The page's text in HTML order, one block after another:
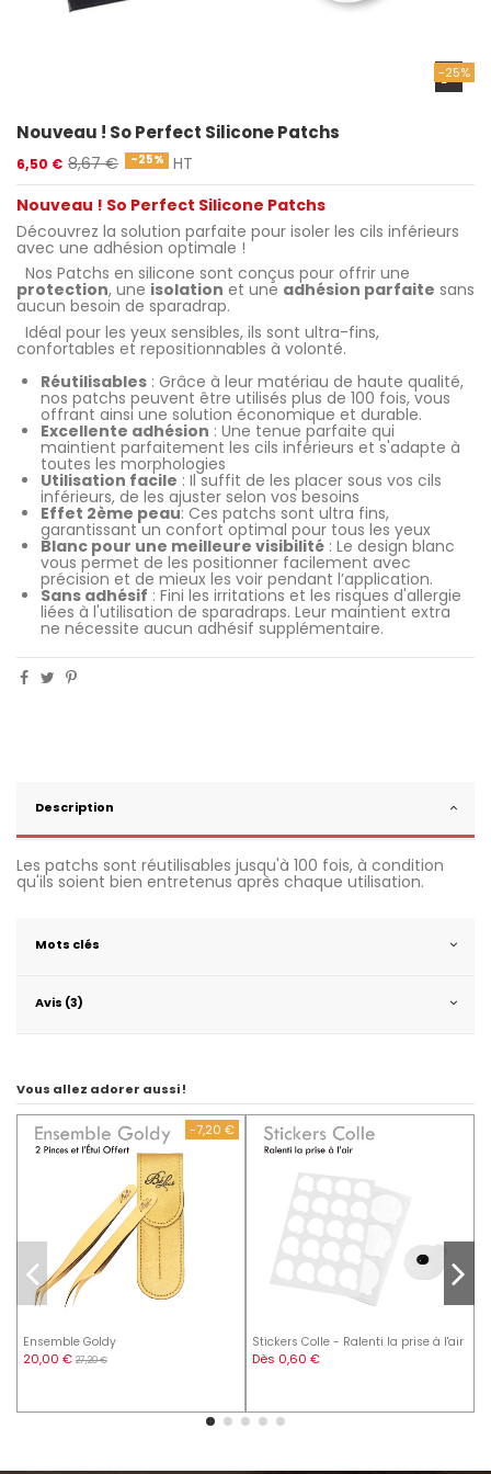
-25%
Nouveau ! So Perfect Silicone Patchs
6,50 € 8,67 € -25% HT
Nouveau ! So Perfect Silicone Patchs
Découvrez la solution parfaite pour isoler les cils inférieurs
avec une adhésion optimale !
Nos Patchs en silicone sont conçus pour offrir une
protection, une isolation et une adhésion parfaite sans
aucun besoin de sparadrap.
Idéal pour les yeux sensibles, ils sont ultra-fins,
confortables et repositionnables à volonté.
Réutilisables : Grâce à leur matériau de haute qualité,
nos patchs peuvent être utilisés plus de 100 fois, vous
offrant ainsi une solution économique et durable.
Excellente adhésion : Une tenue parfaite qui
maintient parfaitement les cils inférieurs et s'adapte à
toutes les morphologies
Utilisation facile : Il suffit de les placer sous vos cils
inférieurs, de les ajuster selon vos besoins
Effet 2ème peau: Ces patchs sont ultra fins,
garantissant un confort optimal pour tous les yeux
Blanc pour une meilleure visibilité : Le design blanc
vous permet de les positionner facilement avec
précision et de mieux les voir pendant l’application.
Sans adhésif : Fini les irritations et les risques d'allergie
liées à l'utilisation de sparadraps. Leur maintient extra
ne nécessite aucun adhésif supplémentaire.
Description
Les patchs sont réutilisables jusqu'à 100 fois, à condition
qu'ils soient bien entretenus après chaque utilisation.
Mots clés
Avis (3)
Vous allez adorer aussi !
-7,20 €
Ensemble Goldy
20,00 € 27,20 €
Stickers Colle - Ralenti la prise à l'air
Dès 0,60 €